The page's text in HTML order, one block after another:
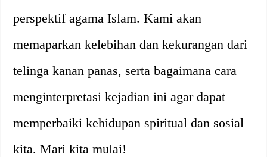
perspektif agama Islam. Kami akan
memaparkan kelebihan dan kekurangan dari
telinga kanan panas, serta bagaimana cara
menginterpretasi kejadian ini agar dapat
memperbaiki kehidupan spiritual dan sosial
kita. Mari kita mulai!